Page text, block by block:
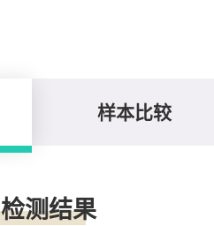
样本比较
检测结果